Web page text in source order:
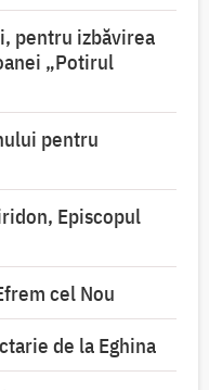
pentru izbăvirea
„Potirul
pentru
Episcopul
cel Nou
de la Eghina